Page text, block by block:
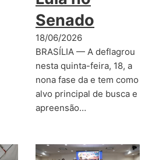
Senado
18/06/2026
BRASÍLIA — A deflagrou
nesta quinta-feira, 18, a
nona fase da e tem como
alvo principal de busca e
apreensão…